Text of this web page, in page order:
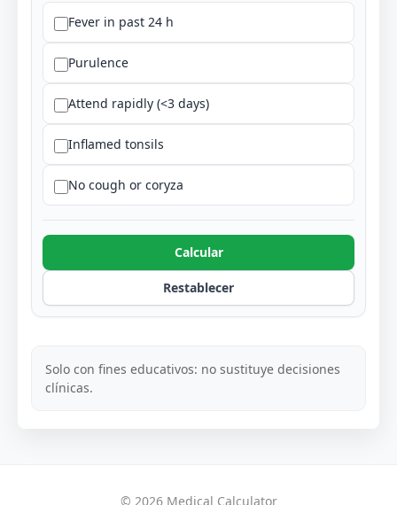
Fever in past 24 h
Purulence
Attend rapidly (<3 days)
Inflamed tonsils
No cough or coryza
Calcular
Restablecer
Solo con fines educativos: no sustituye decisiones
clínicas.
© 2026 Medical Calculator